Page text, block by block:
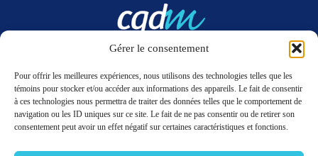
Gérer le consentement
Pour offrir les meilleures expériences, nous utilisons des technologies telles que les
témoins pour stocker et/ou accéder aux informations des appareils. Le fait de consentir
à ces technologies nous permettra de traiter des données telles que le comportement de
navigation ou les ID uniques sur ce site. Le fait de ne pas consentir ou de retirer son
consentement peut avoir un effet négatif sur certaines caractéristiques et fonctions.
LinkedIn Twitter